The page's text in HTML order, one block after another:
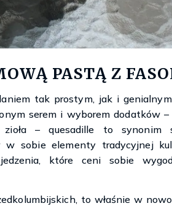
PASTĄ Z
tak prostym, jak i
serem i wyborem dodatków
– quesadille to synonim
w sobie elementy tradycyjnej
które ceni sobie
to właśnie w
Księgarnie i